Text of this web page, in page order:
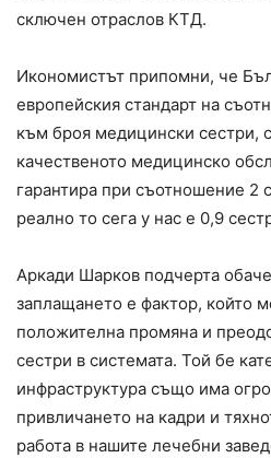
сключен отраслов КТД.
Икономистът припомни, че
европейския стандарт на
към броя медицински сестри,
качественото медицинско
гарантира при съотношение 2
реално то сега у нас е 0,9
Аркади Шарков подчерта
заплащането е фактор, който
положителна промяна и
сестри в системата. Той бе
инфраструктура също има
привличането на кадри и
работа в нашите лечебни